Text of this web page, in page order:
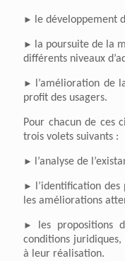
► le développement
►
la poursuite de la
différents niveaux
►
l’amélioration de
profit des usagers.
Pour chacun de ces
trois volets suivants :
► l’analyse de
►
l’identification
les améliorations
►
les propositions
conditions juridiques,
à leur réalisation.